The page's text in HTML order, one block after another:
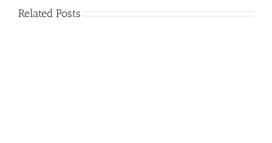
Related Posts